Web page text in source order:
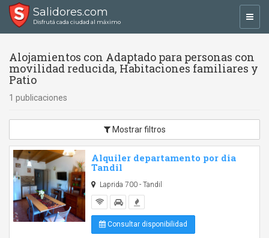
Salidores.com
Disfrutá cada ciudad al máximo
Alojamientos con Adaptado para personas con
movilidad reducida, Habitaciones familiares y
Patio
1 publicaciones
Mostrar filtros
Alquiler departamento por dia
Tandil
Laprida 700 - Tandil
Consultar disponibilidad